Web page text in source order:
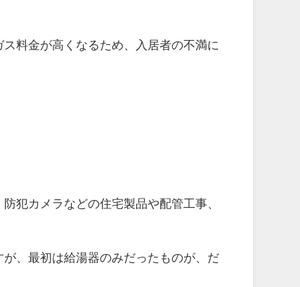
料金が高くなるため、入居者の不満に
犯カメラなどの住宅製品や配管工事、
、最初は給湯器のみだったものが、だ